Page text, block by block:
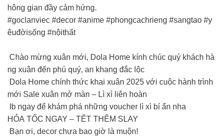
hông gian đầy cảm hứng.
#goclanviec #decor #anime #phongcachrieng #sangtao #y
êuđờisống #nộithất
Chào mừng xuân mới, Dola Home kính chúc quý khách hà
ng xuân đến phú quý, an khang đắc lộc
Dola Home chính thức khai xuân 2025 với cuộc hành trình
mới Sale xuân mở màn – Lì xì liên hoàn
Ib ngay để khám phá những voucher lì xì bí ẩn nha
HỎA TỐC NGAY – TẾT THÊM SLAY
Bạn ơi, decor chưa bao giờ là muộn!